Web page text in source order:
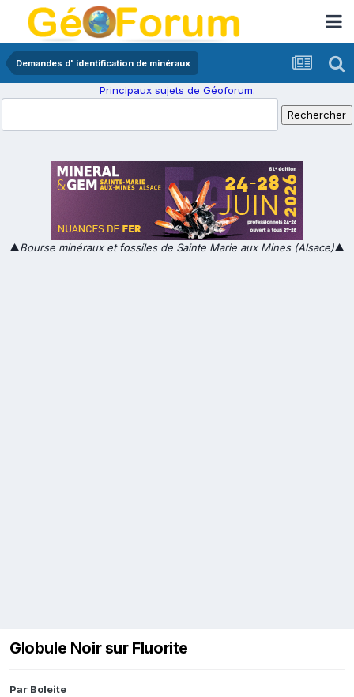
Demandes d' identification de minéraux
Principaux sujets de Géoforum.
▲Bourse minéraux et fossiles de Sainte Marie aux Mines (Alsace)▲
Globule Noir sur Fluorite
Par Boleite